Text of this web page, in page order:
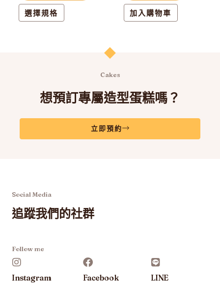
選擇規格
多
種
品
選
加入購物車
Cakes
想預訂專屬造型蛋糕嗎？
立即預約
Social Media
追蹤我們的社群
Follow me
Instagram Facebook LINE